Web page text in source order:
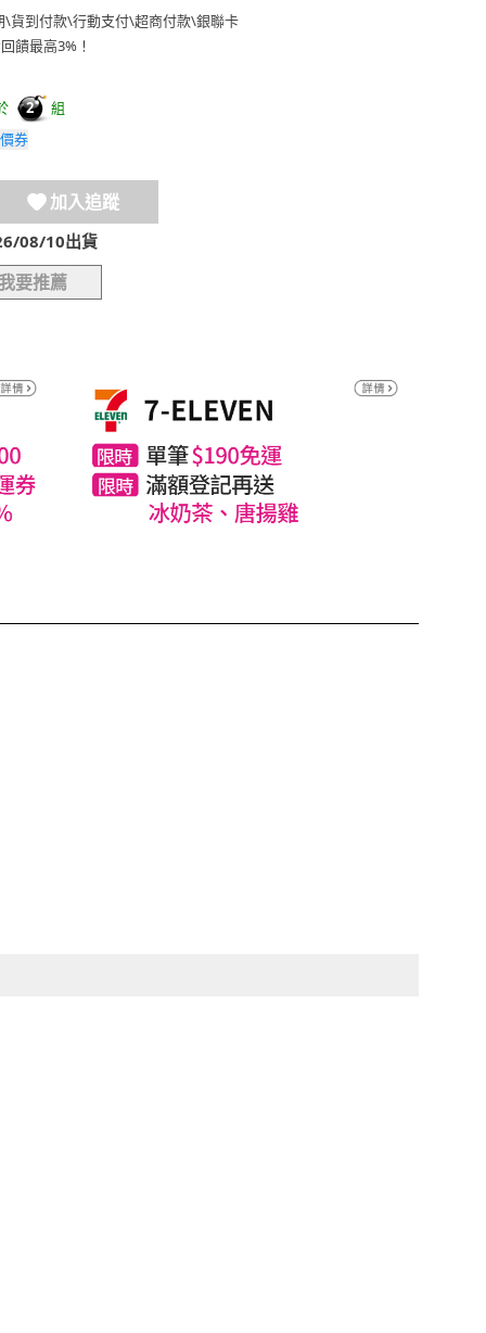
\貨到付款\行動支付\超商付款\銀聯卡
饋最高3%！
2
組
券
加入追蹤
08/10出貨
我要推薦